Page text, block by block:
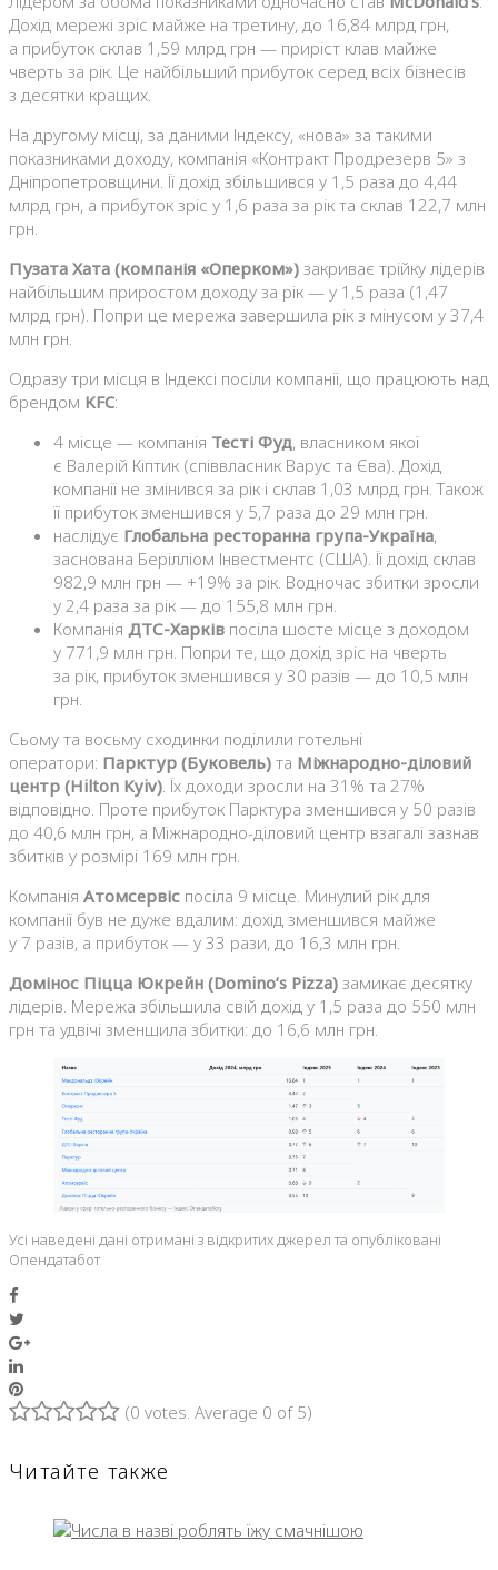
Дохід мережі зріс майже на третину, до 16,84 млрд грн,
а прибуток склав 1,59 млрд грн — приріст клав майже
чверть за рік. Це найбільший прибуток серед всіх бізнесів
з десятки кращих.
На другому місці, за даними Індексу, «нова» за такими
показниками доходу, компанія «Контракт Продрезерв 5» з
Дніпропетровщини. Її дохід збільшився у 1,5 раза до 4,44
млрд грн, а прибуток зріс у 1,6 раза за рік та склав 122,7 млн
грн.
Пузата Хата (компанія «Оперком») закриває трійку лідерів
найбільшим приростом доходу за рік — у 1,5 раза (1,47
млрд грн). Попри це мережа завершила рік з мінусом у 37,4
млн грн.
Одразу три місця в Індексі посіли компанії, що працюють над
брендом KFC:
4 місце — компанія Тесті Фуд, власником якої
є Валерій Кіптик (співвласник Варус та Єва). Дохід
компанії не змінився за рік і склав 1,03 млрд грн. Також
її прибуток зменшився у 5,7 раза до 29 млн грн.
наслідує Глобальна ресторанна група-Україна,
заснована Берілліом Інвестментс (США). Її дохід склав
982,9 млн грн — +19% за рік. Водночас збитки зросли
у 2,4 раза за рік — до 155,8 млн грн.
Компанія ДТС-Харків посіла шосте місце з доходом
у 771,9 млн грн. Попри те, що дохід зріс на чверть
за рік, прибуток зменшився у 30 разів — до 10,5 млн
грн.
Сьому та восьму сходинки поділили готельні
оператори: Парктур (Буковель) та Міжнародно-діловий
центр (Hilton Kyiv). Їх доходи зросли на 31% та 27%
відповідно. Проте прибуток Парктура зменшився у 50 разів
до 40,6 млн грн, а Міжнародно-діловий центр взагалі зазнав
збитків у розмірі 169 млн грн.
Компанія Атомсервіс посіла 9 місце. Минулий рік для
компанії був не дуже вдалим: дохід зменшився майже
у 7 разів, а прибуток — у 33 рази, до 16,3 млн грн.
Домінос Піцца Юкрейн (Domino’s Pizza) замикає десятку
лідерів. Мережа збільшила свій дохід у 1,5 раза до 550 млн
грн та удвічі зменшила збитки: до 16,6 млн грн.
Усі наведені дані отримані з відкритих джерел та опубліковані
Опендатабот
Google+
LinkedIn
Pinterest
(0 votes . Average 0 of 5)
Читайте также